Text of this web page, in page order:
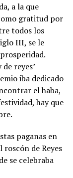
a la que
gratitud por
todos los
III, se le
reyes’
iba dedicado
el haba,
hay que
paganas en
de Reyes
se celebraba